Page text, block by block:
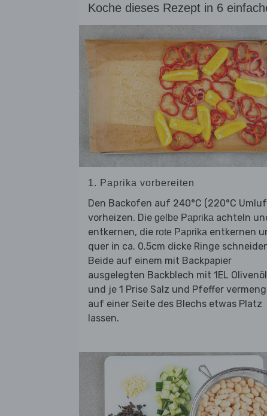
Koche dieses Rezept in 6
1. Paprika vorbereiten
Den Backofen auf 240°C (220°C
vorheizen. Die gelbe Paprika achteln
entkernen, die rote Paprika entkernen
quer in ca. 0,5cm dicke Ringe
Beide auf einem mit Backpapier
ausgelegten Backblech mit 1EL Olivenöl
und je 1 Prise Salz und Pfeffer
auf einer Seite des Blechs etwas Platz
lassen.